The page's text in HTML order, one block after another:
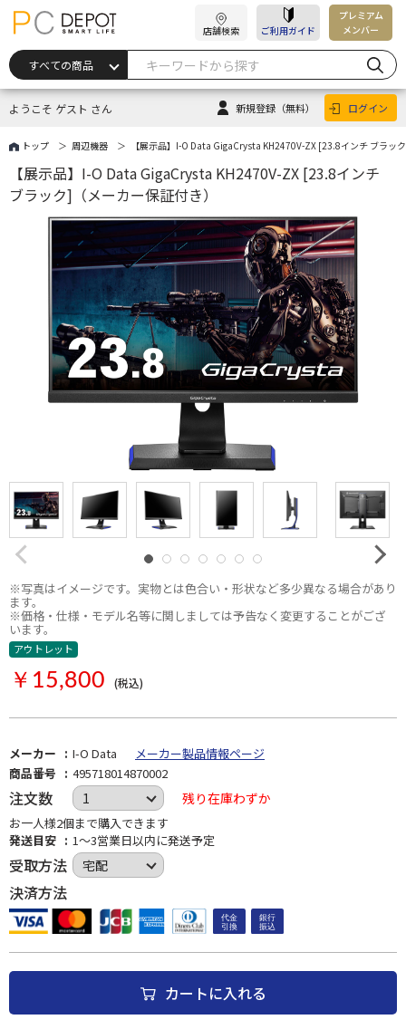
店舗検索 ご利用ガイド
プレミアム
メンバー
ようこそ ゲスト さん 新規登録 （無料） ログイン
トップ 周辺機器 【展示品】I-O Data GigaCrysta KH2470V-ZX [23.8インチ ブラッ
※写真はイメージです。実物とは色合い・形状など多少異なる場合があり
ます。
※価格・仕様・モデル名等に関しましては予告なく変更することがござ
います。
【展示品】I-O Data GigaCrysta KH2470V-ZX [23.8インチ
ブラック]（メーカー保証付き）
アウトレット
￥15,800 (税込)
メーカー I-O Data
メーカー製品情報ページ
商品番号
495718014870002
注文数 残り在庫わずか
お一人様2個まで購入できます
発送目安
1～3営業日以内に発送予定
受取方法
決済方法
カートに入れる